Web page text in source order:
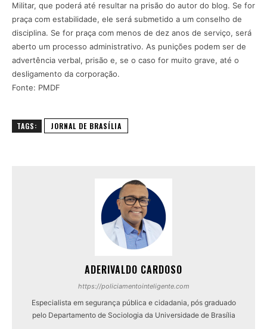
Militar, que poderá até resultar na prisão do autor do blog. Se for
praça com estabilidade, ele será submetido a um conselho de
disciplina. Se for praça com menos de dez anos de serviço, será
aberto um processo administrativo. As punições podem ser de
advertência verbal, prisão e, se o caso for muito grave, até o
desligamento da corporação.
Fonte: PMDF
TAGS: JORNAL DE BRASÍLIA
ADERIVALDO CARDOSO
https://policiamentointeligente.com
Especialista em segurança pública e cidadania, pós graduado
pelo Departamento de Sociologia da Universidade de Brasília